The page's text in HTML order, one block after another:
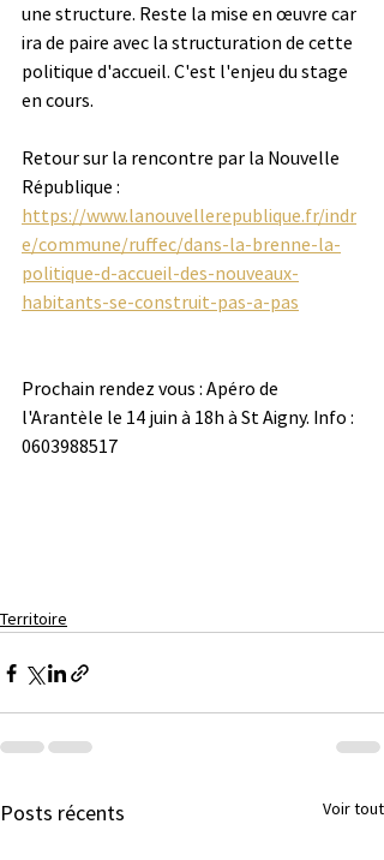
une structure. Reste la mise en œuvre car
ira de paire avec la structuration de cette
politique d'accueil. C'est l'enjeu du stage
en cours.
Retour sur la rencontre par la Nouvelle
République :
https://www.lanouvellerepublique.fr/indr
e/commune/ruffec/dans-la-brenne-la-
politique-d-accueil-des-nouveaux-
habitants-se-construit-pas-a-pas
Prochain rendez vous : Apéro de
l'Arantèle le 14 juin à 18h à St Aigny. Info :
0603988517
Territoire
Posts récents Voir tout